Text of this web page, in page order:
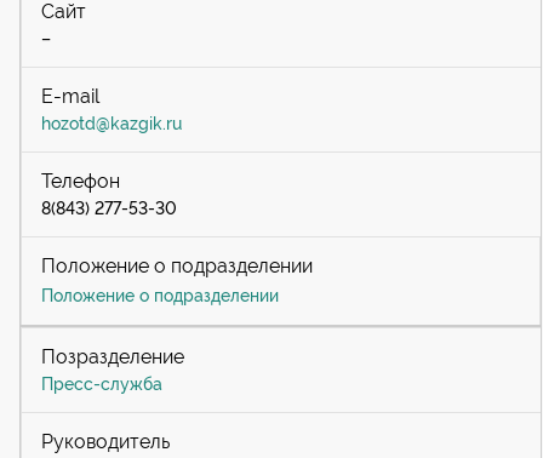
–
hozotd@kazgik.ru
8(843) 277-53-30
Положение о подразделении
Пресс-служба